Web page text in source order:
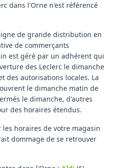
dans l'Orne n'est référencé
de grande distribution en
de commerçants
est géré par un adhérent qui
des Leclerc le dimanche
des autorisations locales. La
le dimanche matin de
le dimanche, d'autres
des horaires étendus.
horaires de votre magasin
dommage de se retrouver